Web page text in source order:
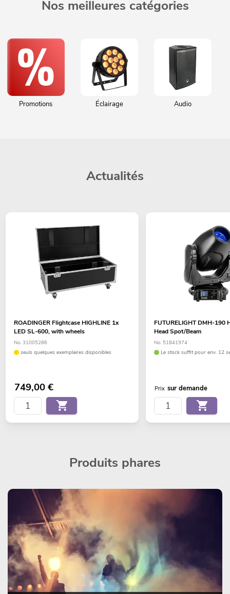
Nos meilleures catégories
Promotions Éclairage Audio
Actualités
ROADINGER Flightcase HIGHLINE 1x
LED SL-600, with wheels
No. 31005286
seuls quelques exemplaires disponibles
749,00€
FUTURELIGHT DMH-190
Head Spot/Beam
No. 51841974
Le stock suffit pour env. 12
Prix sur demande
Produits phares